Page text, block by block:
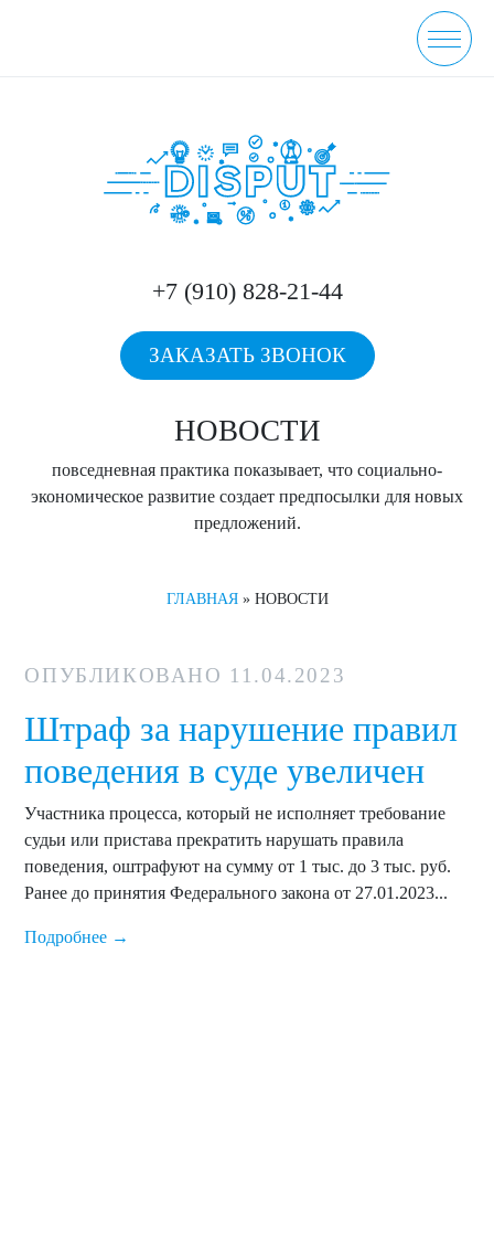
+7 (910) 828-21-44
ЗАКАЗАТЬ ЗВОНОК
НОВОСТИ
повседневная практика показывает, что социально-
экономическое развитие создает предпосылки для новых
предложений.
ГЛАВНАЯ» НОВОСТИ
ОПУБЛИКОВАНО 11.04.2023
Штраф за нарушение правил
поведения в суде увеличен
Участника процесса, который не исполняет требование
судьи или пристава прекратить нарушать правила
поведения, оштрафуют на сумму от 1 тыс. до 3 тыс. руб.
Ранее до принятия Федерального закона от 27.01.2023...
Подробнее →